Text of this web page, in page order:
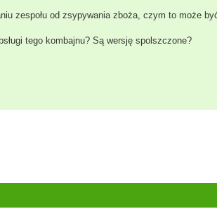
zespołu od zsypywania zboża, czym to może
tego kombajnu? Są wersję spolszczone?